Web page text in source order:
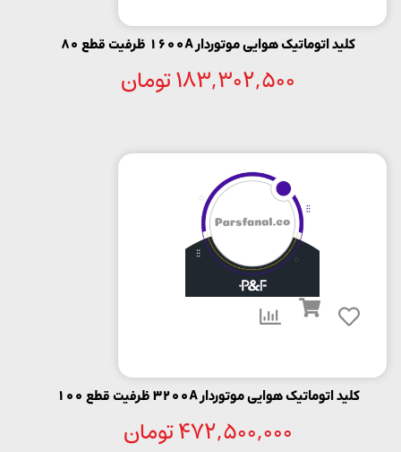
کلید اتوماتیک هوایی موتوردار 1600A ظرفیت قطع 80
183,302,500تومان
کلید اتوماتیک هوایی موتوردار 3200A ظرفیت قطع 100
472,500,000تومان